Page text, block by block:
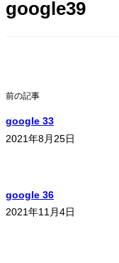
google39
前の記事
google 33
2021年8月25日
google 36
2021年11月4日